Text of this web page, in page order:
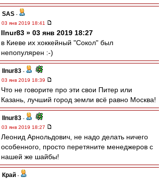
SAS -
03 янв 2019 18:41
Ilnur83 » 03 янв 2019 18:27
в Киеве их хоккейный "Сокол" был
непопулярен :-)
Ilnur83 -
03 янв 2019 18:39
Что не говорите про эти свои Питер или
Казань, лучший город земли всё равно Москва!
Ilnur83 -
03 янв 2019 18:27
Леонид Арнольдович, не надо делать ничего
особенного, просто перетяните менеджеров с
нашей же шайбы!
Край -